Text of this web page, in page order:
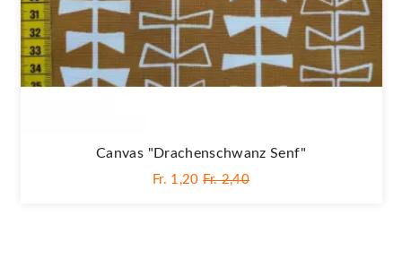
Canvas "Drachenschwanz Senf"
Fr. 1,20 Fr. 2,40